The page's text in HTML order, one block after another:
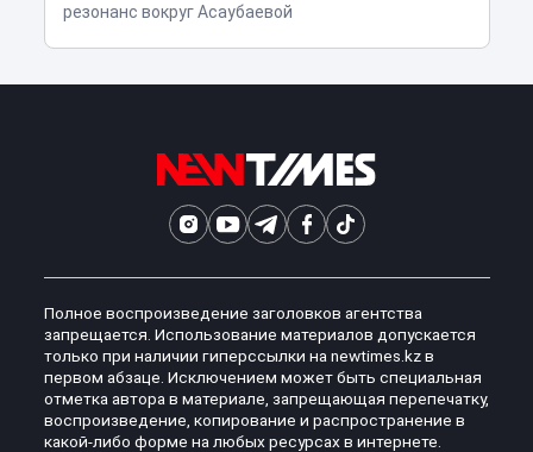
резонанс вокруг Асаубаевой
Полное воспроизведение заголовков агентства
запрещается. Использование материалов допускается
только при наличии гиперссылки на newtimes.kz в
первом абзаце. Исключением может быть специальная
отметка автора в материале, запрещающая перепечатку,
воспроизведение, копирование и распространение в
какой-либо форме на любых ресурсах в интернете.